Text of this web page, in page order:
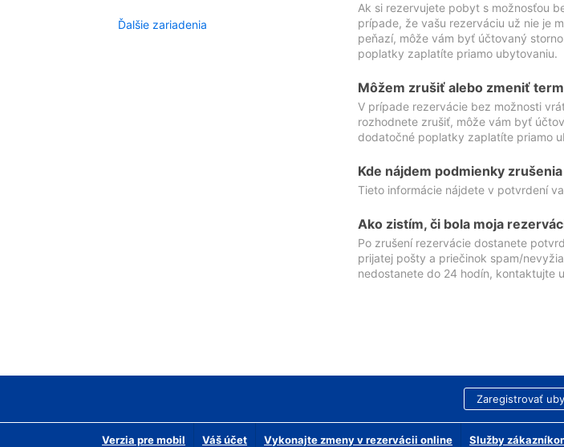
Ďalšie zariadenia
Ak si rezervujete pobyt s možnosťou
prípade, že vašu rezerváciu už nie je
peňazí, môže vám byť účtovaný
poplatky zaplatíte priamo ubytovaniu.
Môžem zrušiť alebo zmeniť
V prípade rezervácie bez možnosti
rozhodnete zrušiť, môže vám byť
dodatočné poplatky zaplatíte priamo
Kde nájdem podmienky
Tieto informácie nájdete v potvrdení
Ako zistím, či bola moja
Po zrušení rezervácie dostanete
prijatej pošty a priečinok spam/
nedostanete do 24 hodín, kontaktujte
Zaregistrovať
Verzia pre mobil Váš účet Vykonajte zmeny v rezervácii online Služby